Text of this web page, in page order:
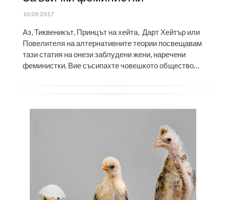
ПУБЛИКУВАНО
10.09.2017
Аз, Тиквеникът, Принцът на хейта, Дарт Хейтър или
Повелителя на алтернативните теории посвещавам
тази статия на онези заблудени жени, наречени
феминистки. Вие съсипахте човешкото общество…